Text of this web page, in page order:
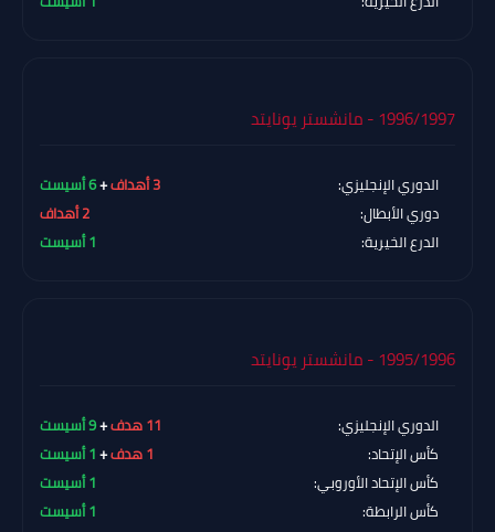
1996/1997 - مانشستر يونايتد
الدوري الإنجليزي: +6 أسيست
دوري الأبطال:
الدرع الخيرية:
1995/1996 - مانشستر يونايتد
الدوري الإنجليزي: +9 أسيست
كأس الإتحاد:
+1 أسيست
كأس الإتحاد الأوروبي:
كأس الرابطة: